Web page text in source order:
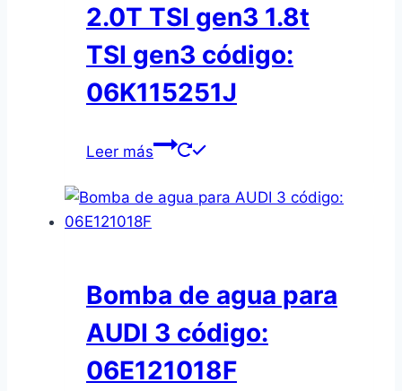
2.0T TSI gen3 1.8t
TSI gen3 código:
06K115251J
Leer más
Bomba de agua para
AUDI 3 código:
06E121018F